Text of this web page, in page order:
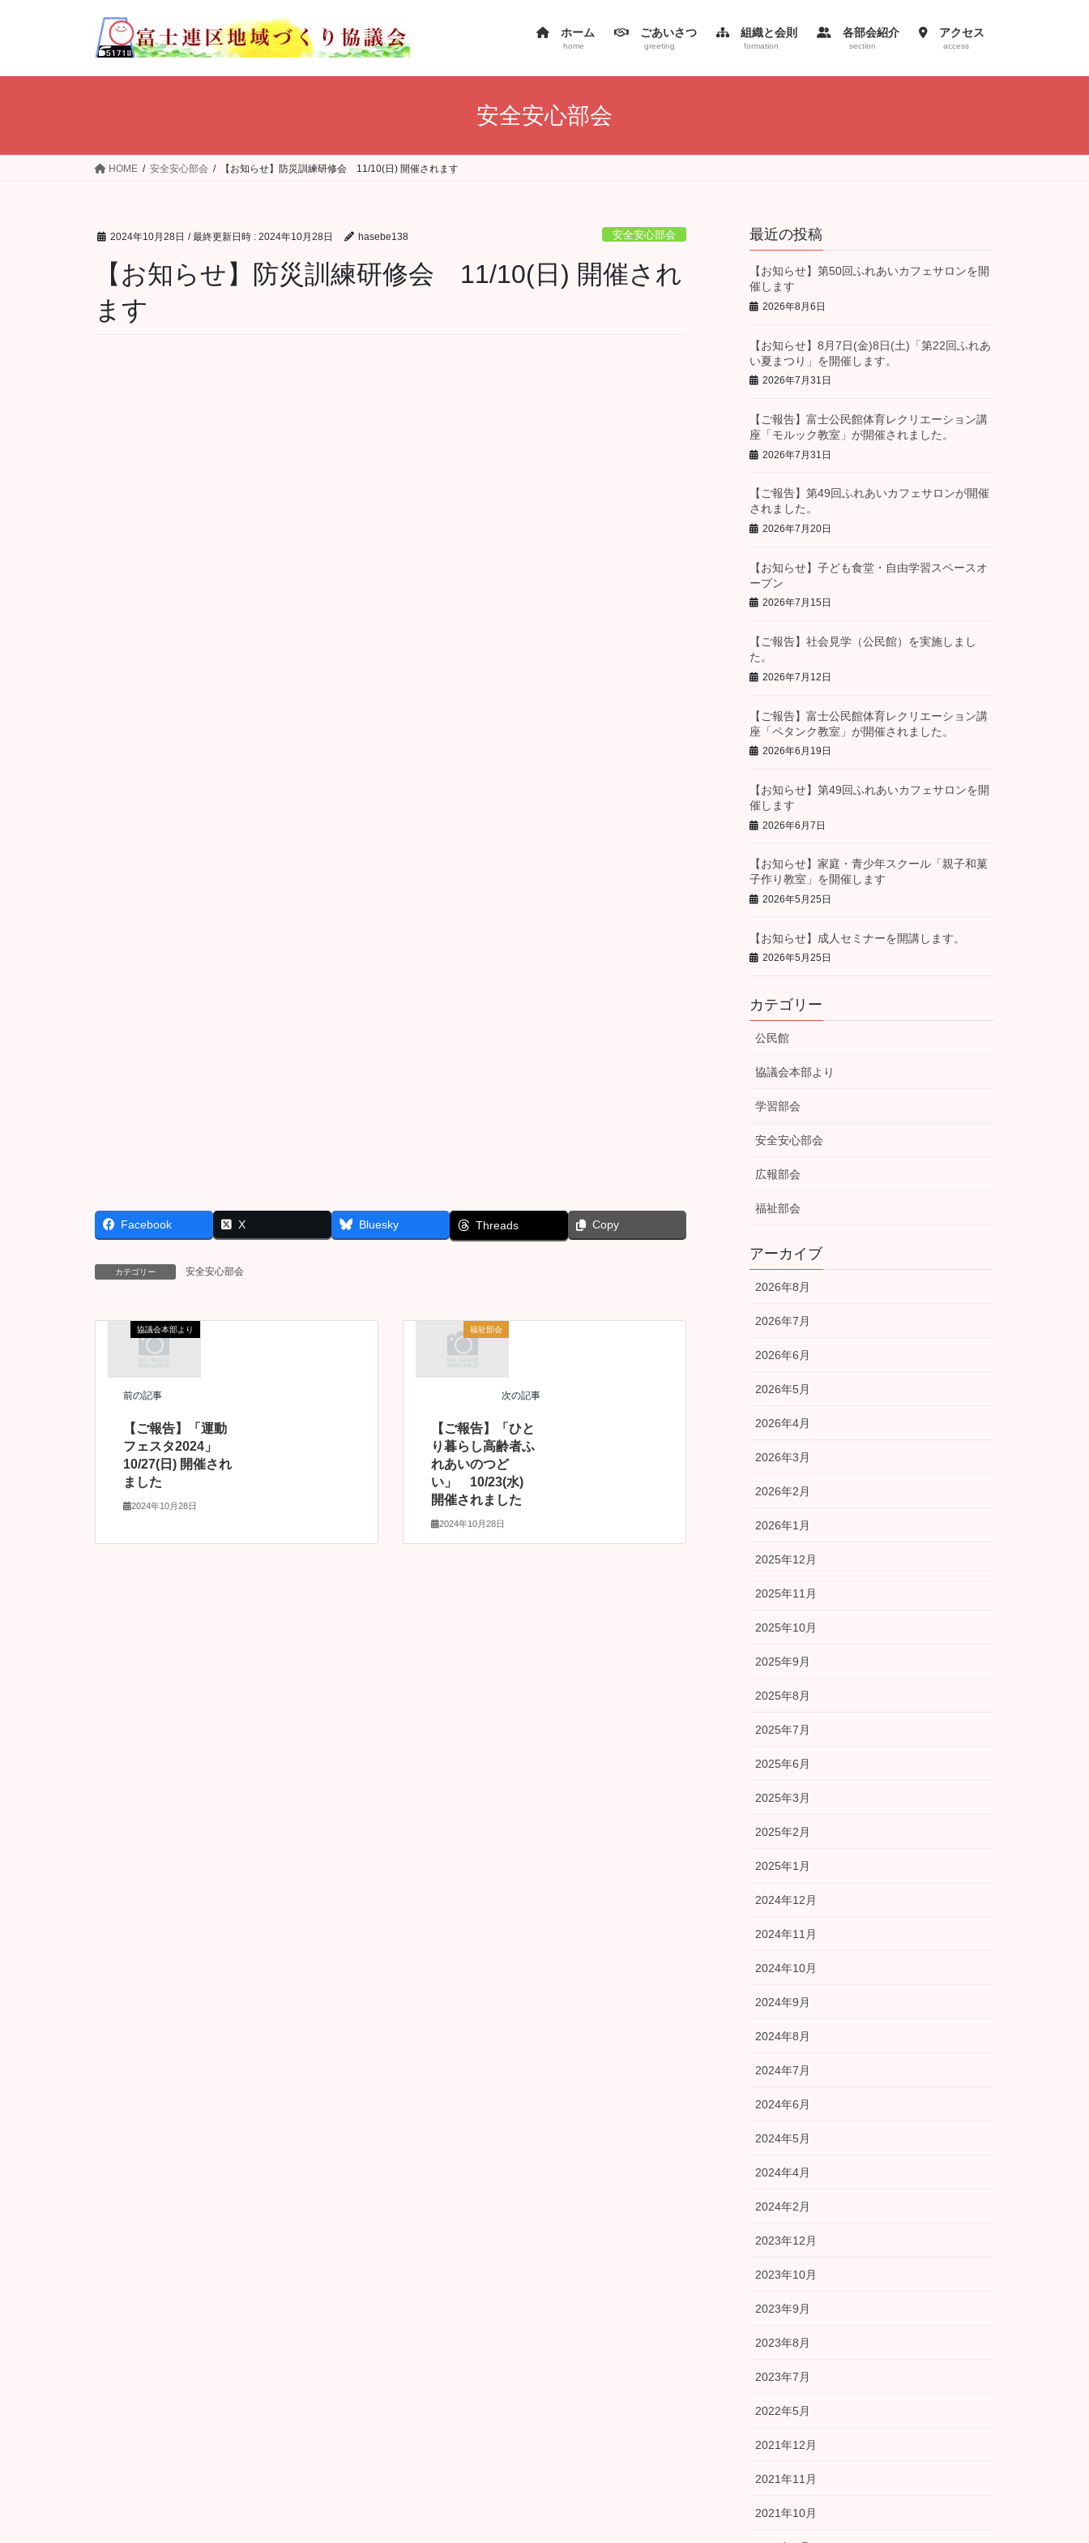
ホーム
home
ごあいさつ
greeting
組織と会則
formation
各部会紹介
section
アクセス
access
安全安心部会
HOME 安全安心部会 【お知らせ】防災訓練研修会 11/10(日) 開催されます
2024年10月28日 / 最終更新日時 : 2024年10月28日 hasebe138 安全安心部会
【お知らせ】防災訓練研修会 11/10(日) 開催され
ます
Facebook X Bluesky Threads Copy
カテゴリー 安全安心部会
協議会本部より
前の記事
【ご報告】「運動
フェスタ2024」
10/27(日) 開催され
ました
2024年10月28日
福祉部会
次の記事
【ご報告】「ひと
り暮らし高齢者ふ
れあいのつど
い」 10/23(水)
開催されました
2024年10月28日
最近の投稿
【お知らせ】第50回ふれあいカフェサロンを開
催します
2026年8月6日
【お知らせ】8月7日(金)8日(土)「第22回ふれあ
い夏まつり」を開催します。
2026年7月31日
【ご報告】富士公民館体育レクリエーション講
座「モルック教室」が開催されました。
2026年7月31日
【ご報告】第49回ふれあいカフェサロンが開催
されました。
2026年7月20日
【お知らせ】子ども食堂・自由学習スペースオ
ープン
2026年7月15日
【ご報告】社会見学（公民館）を実施しまし
た。
2026年7月12日
【ご報告】富士公民館体育レクリエーション講
座「ペタンク教室」が開催されました。
2026年6月19日
【お知らせ】第49回ふれあいカフェサロンを開
催します
2026年6月7日
【お知らせ】家庭・青少年スクール「親子和菓
子作り教室」を開催します
2026年5月25日
【お知らせ】成人セミナーを開講します。
2026年5月25日
カテゴリー
公民館
協議会本部より
学習部会
安全安心部会
広報部会
福祉部会
アーカイブ
2026年8月
2026年7月
2026年6月
2026年5月
2026年4月
2026年3月
2026年2月
2026年1月
2025年12月
2025年11月
2025年10月
2025年9月
2025年8月
2025年7月
2025年6月
2025年3月
2025年2月
2025年1月
2024年12月
2024年11月
2024年10月
2024年9月
2024年8月
2024年7月
2024年6月
2024年5月
2024年4月
2024年2月
2023年12月
2023年10月
2023年9月
2023年8月
2023年7月
2022年5月
2021年12月
2021年11月
2021年10月